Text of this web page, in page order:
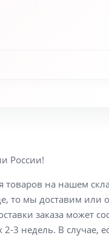
России!
товаров на нашем
мы доставим или
заказа может
3 недель. В случае,